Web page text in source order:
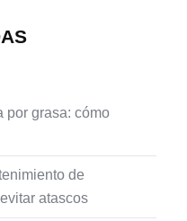
por grasa: cómo
de
atascos